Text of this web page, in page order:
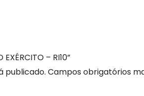
– RI10”
publicado. Campos obrigatórios